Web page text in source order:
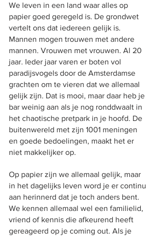
We leven in een land waar alles op
papier goed geregeld is. De grondwet
vertelt ons dat iedereen gelijk is.
Mannen mogen trouwen met andere
mannen. Vrouwen met vrouwen. Al 20
jaar. Ieder jaar varen er boten vol
paradijsvogels door de Amsterdamse
grachten om te vieren dat we allemaal
gelijk zijn. Dat is mooi, maar daar heb je
bar weinig aan als je nog ronddwaalt in
het chaotische pretpark in je hoofd. De
buitenwereld met zijn 1001 meningen
en goede bedoelingen, maakt het er
niet makkelijker op.
Op papier zijn we allemaal gelijk, maar
in het dagelijks leven word je er continu
aan herinnerd dat je toch anders bent.
We kennen allemaal wel een familielid,
vriend of kennis die afkeurend heeft
gereageerd op je coming out. Als je